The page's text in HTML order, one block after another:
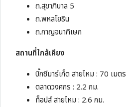
ถ.สุขาภิบาล 5
ถ.พหลโยธิน
ถ.กาญจนาภิเษก
สถานที่ใกล้เคียง
บิ๊กซีมาร์เก็ต สายไหม : 70 เมตร
ตลาดวงศกร : 2.2 กม.
ท็อปส์ สายไหม : 2.6 กม.